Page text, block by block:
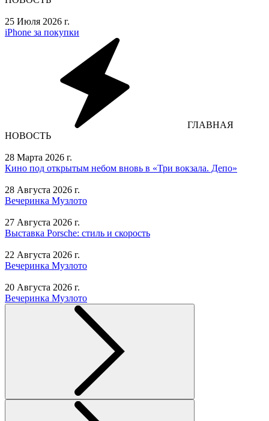
25 Июля 2026 г.
iPhone за покупки
ГЛАВНАЯ
НОВОСТЬ
28 Марта 2026 г.
Кино под открытым небом вновь в «Три вокзала. Депо»
28 Августа 2026 г.
Вечеринка Музлото
27 Августа 2026 г.
Выставка Porsche: стиль и скорость
22 Августа 2026 г.
Вечеринка Музлото
20 Августа 2026 г.
Вечеринка Музлото